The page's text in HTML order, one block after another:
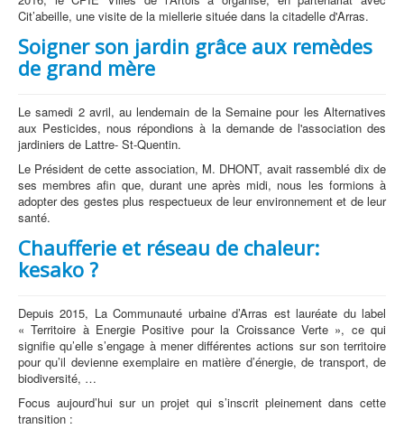
Cit’abeille, une visite de la miellerie située dans la citadelle d'Arras.
Soigner son jardin grâce aux remèdes
de grand mère
Le samedi 2 avril, au lendemain de la Semaine pour les Alternatives
aux Pesticides, nous répondions à la demande de l'association des
jardiniers de Lattre- St-Quentin.
Le Président de cette association, M. DHONT, avait rassemblé dix de
ses membres afin que, durant une après midi, nous les formions à
adopter des gestes plus respectueux de leur environnement et de leur
santé.
Chaufferie et réseau de chaleur:
kesako ?
Depuis 2015, La Communauté urbaine d’Arras est lauréate du label
« Territoire à Energie Positive pour la Croissance Verte », ce qui
signifie qu’elle s’engage à mener différentes actions sur son territoire
pour qu’il devienne exemplaire en matière d’énergie, de transport, de
biodiversité, …
Focus aujourd’hui sur un projet qui s’inscrit pleinement dans cette
transition :